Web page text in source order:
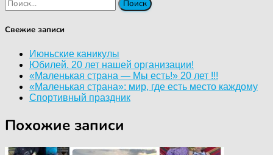
Свежие записи
Июньские каникулы
Юбилей. 20 лет нашей организации!
«Маленькая страна — Мы есть!» 20 лет !!!
«Маленькая страна»: мир, где есть место каждому
Спортивный праздник
Похожие записи